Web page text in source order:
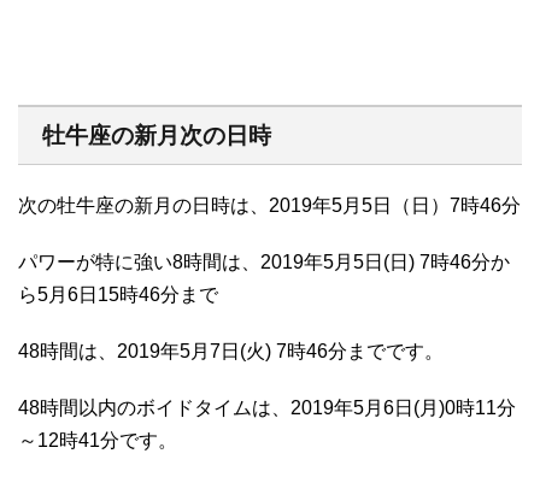
牡牛座の新月次の日時
次の牡牛座の新月の日時は、2019年5月5日（日）7時46分
パワーが特に強い8時間は、2019年5月5日(日) 7時46分か
ら5月6日15時46分まで
48時間は、2019年5月7日(火) 7時46分までです。
48時間以内のボイドタイムは、2019年5月6日(月)0時11分
～12時41分です。